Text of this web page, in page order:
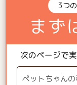
3つ
まず
次のページで